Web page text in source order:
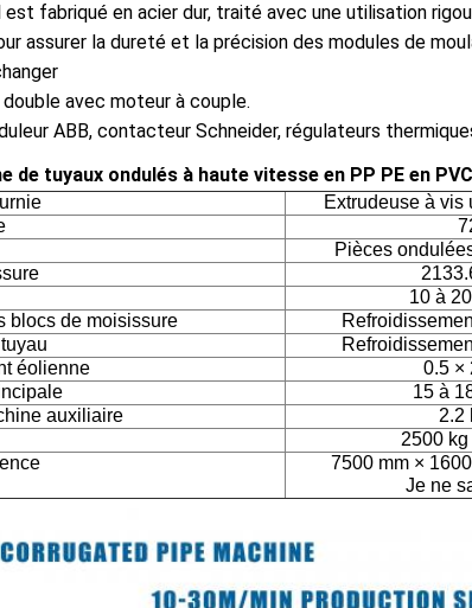
est fabriqué en acier dur, traité avec une utilisation
assurer la dureté et la précision des modules de
avec moteur à couple.
ABB, contacteur Schneider, régulateurs
de tuyaux ondulés à haute vitesse en PP PE en
Extrudeuse à vis
Pièces
10 à
blocs de moisissure
éolienne
0.5 ×
15 à
auxiliaire
2.2
2500
7500 mm ×
Je ne